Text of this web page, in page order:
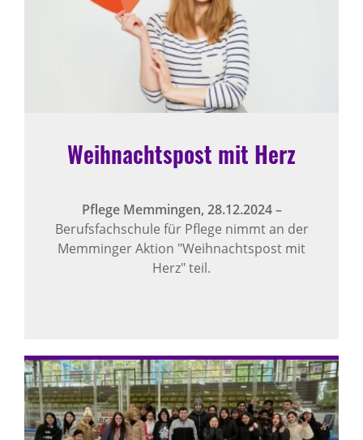
Weihnachtspost mit Herz
Pflege Memmingen, 28.12.2024–
Berufsfachschule für Pflege nimmt an der
Memminger Aktion "Weihnachtspost mit
Herz" teil.